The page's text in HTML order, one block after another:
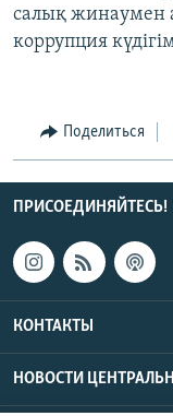
салық жинаумен
коррупция
Поделиться
ПРИСОЕДИНЯЙТЕСЬ!
КОНТАКТЫ
НОВОСТИ